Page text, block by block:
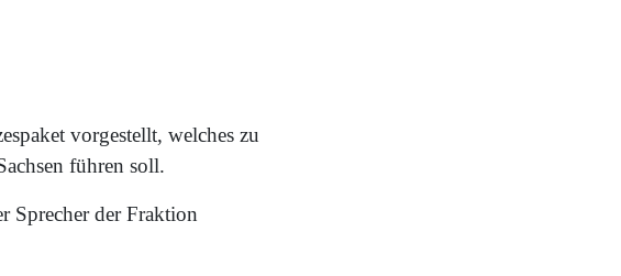
vorgestellt, welches zu
führen soll.
Sprecher der Fraktion